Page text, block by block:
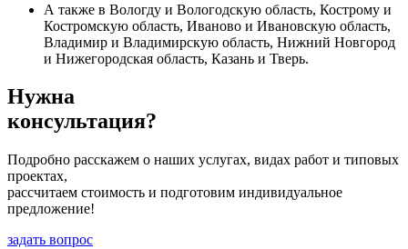
А также в Вологду и Вологодскую область, Кострому и
Костромскую область, Иваново и Ивановскую область,
Владимир и Владимирскую область, Нижний Новгород
и Нижегородская область, Казань и Тверь.
Нужна
консультация?
Подробно расскажем о наших услугах, видах работ и типовых
проектах,
рассчитаем стоимость и подготовим индивидуальное
предложение!
задать вопрос